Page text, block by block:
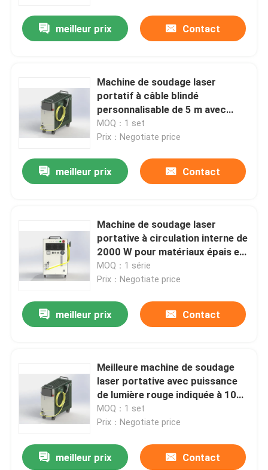
meilleur prix Contact
Machine de soudage laser
portatif à câble blindé
personnalisable de 5 m avec
consommation d'énergie de 7,5
kW
MOQ：1 set
Prix：Negotiate price
meilleur prix Contact
Machine de soudage laser
portative à circulation interne de
2000 W pour matériaux épais et
fins
MOQ：1 série
Prix：Negotiate price
meilleur prix Contact
Meilleure machine de soudage
laser portative avec puissance
de lumière rouge indiquée à 100
uW
MOQ：1 set
Prix：Negotiate price
meilleur prix Contact